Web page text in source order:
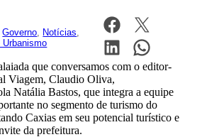
, Governo Notícias
Urbanismo
que conversamos com o editor-
Viagem, Claudio Oliva,
Natália Bastos, que integra a equipe
no segmento de turismo do
Caxias em seu potencial turístico e
da prefeitura.